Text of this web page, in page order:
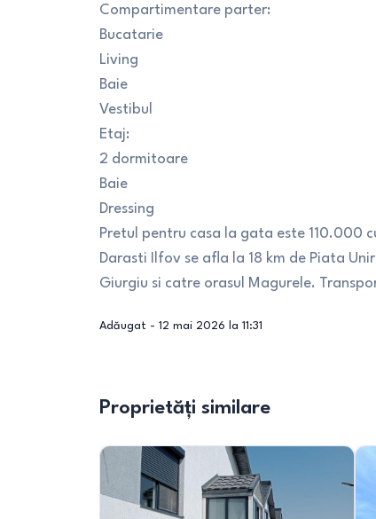
Compartimentare parter:
Bucatarie
Living
Baie
Vestibul
Etaj:
2 dormitoare
Baie
Dressing
Pretul pentru casa la gata este 110.000
Darasti Ilfov se afla la 18 km de Piata
Giurgiu si catre orasul Magurele.
Adăugat - 12 mai 2026 la 11:31
Proprietăți similare